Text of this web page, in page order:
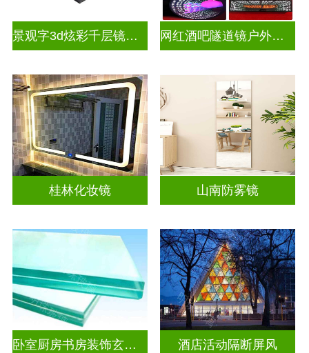
景观字3d炫彩千层镜深渊镜 网红酒吧隧道镜户外门头招牌深渊镜
桂林化妆镜 山南防雾镜
卧室厨房书房装饰玄关隔断 酒店活动隔断屏风